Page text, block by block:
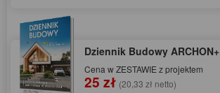
Dziennik Budowy ARCHON+
Cena w ZESTAWIE z projektem
25 zł (20,33 zł netto)